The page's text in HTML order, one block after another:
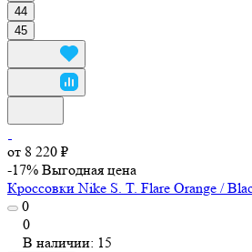
44
45
от 8 220 ₽
-17% Выгодная цена
Кроссовки Nike S. T. Flare Orange /
0
0
В наличии: 15